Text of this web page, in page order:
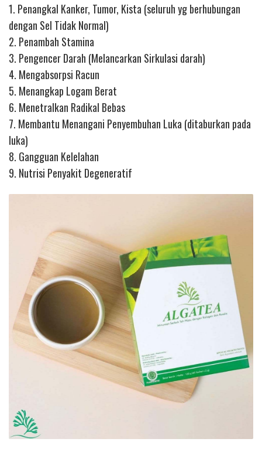
1. Penangkal Kanker, Tumor, Kista (seluruh yg berhubungan
dengan Sel Tidak Normal)
2. Penambah Stamina
3. Pengencer Darah (Melancarkan Sirkulasi darah)
4. Mengabsorpsi Racun
5. Menangkap Logam Berat
6. Menetralkan Radikal Bebas
7. Membantu Menangani Penyembuhan Luka (ditaburkan pada
luka)
8. Gangguan Kelelahan
9. Nutrisi Penyakit Degeneratif